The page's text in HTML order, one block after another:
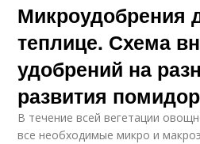
Микроудобрения
теплице. Схема
удобрений на
развития
В течение всей вегетации
все необходимые микро и